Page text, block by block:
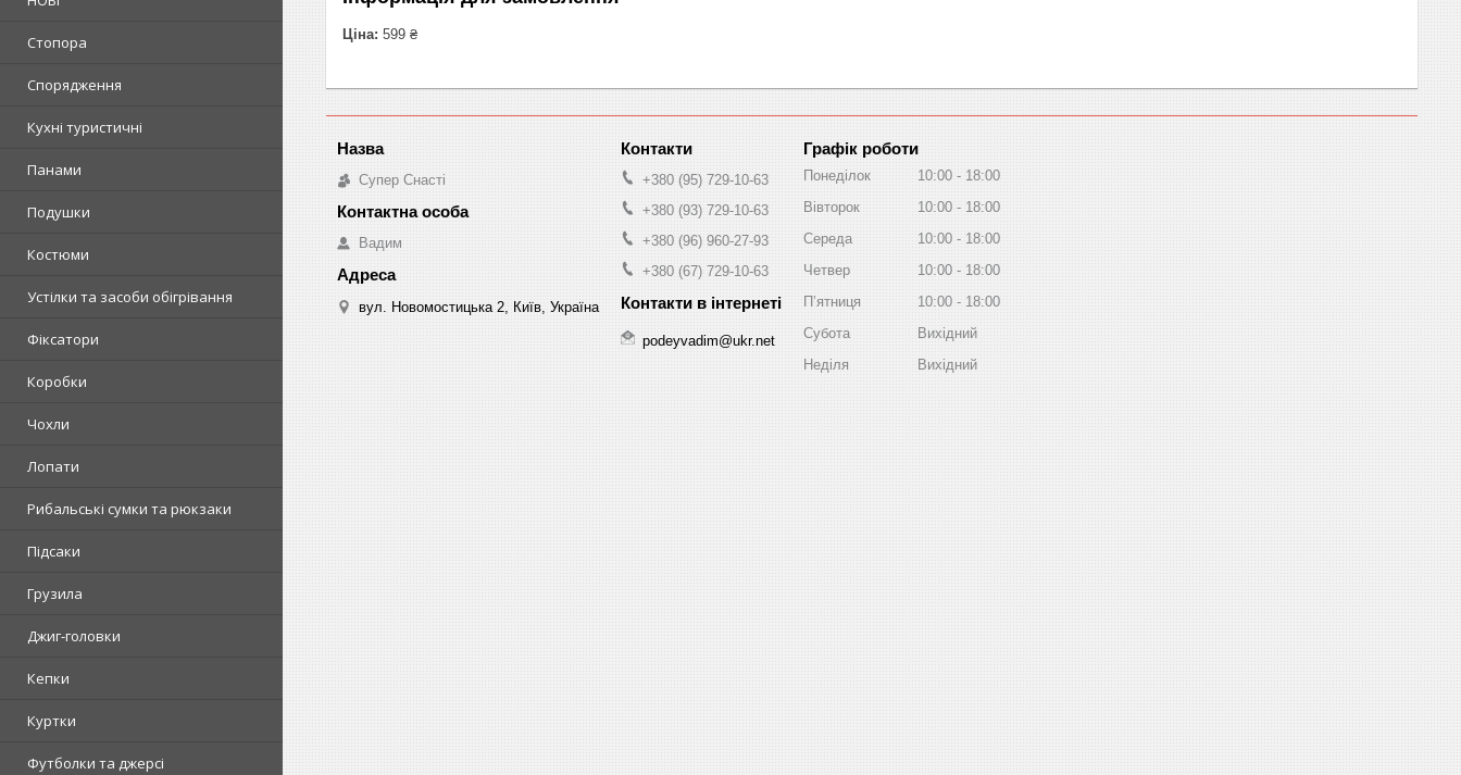
Стопора
Спорядження
Кухні туристичні
Панами
Подушки
Костюми
Устілки та засоби обігрівання
Фіксатори
Коробки
Чохли
Лопати
Рибальські сумки та рюкзаки
Підсаки
Грузила
Джиг-головки
Кепки
Куртки
Футболки та джерсі
Ціна: 599 ₴
Супер Снасті
Вадим
вул. Новомостицька 2, Київ, Україна
+380 (95) 729-10-63
+380 (93) 729-10-63
+380 (96) 960-27-93
+380 (67) 729-10-63
podeyvadim@ukr.net
Графік роботи
Понеділок 10:00
18:00
Вівторок
10:00
18:00
Середа
10:00
18:00
Четвер
10:00
18:00
Пʼятниця
10:00
18:00
Субота
Вихідний
Неділя
Вихідний